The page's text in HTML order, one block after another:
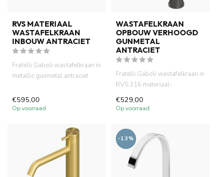
RVS MATERIAAL
WASTAFELKRAAN
INBOUW ANTRACIET
Fratelli Gaboli wastafelkraan in
metallic gunmetal antraciet
€595,00
Op voorraad
WASTAFELKRAAN
OPBOUW VERHOOGD
GUNMETAL
ANTRACIET
Fratelli Gaboli wastafelkraan in
RVS 316 materiaal-
geborsteld gunmetal antraci...
€529,00
Op voorraad
-13%